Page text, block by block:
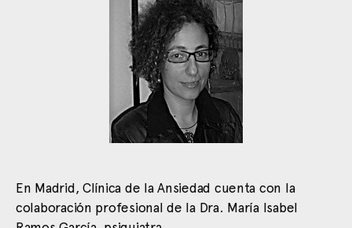
En Madrid, Clínica de la Ansiedad cuenta con la
colaboración profesional de la Dra. María Isabel